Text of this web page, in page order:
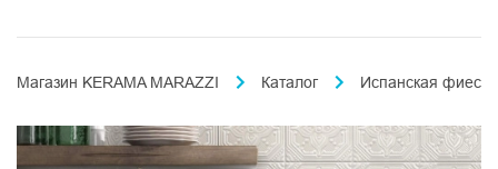
Магазин KERAMA MARAZZI Каталог Испанская фиеста